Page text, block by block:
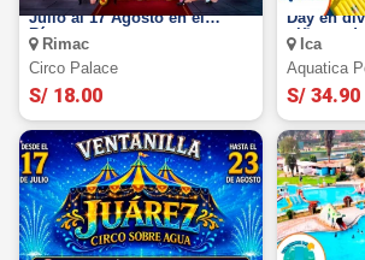
Julio al 17 Agosto en el
Rímac
Rimac
Circo Palace
S/ 18.00
Day en
niño o
Ica
Aquatica
S/ 34.90